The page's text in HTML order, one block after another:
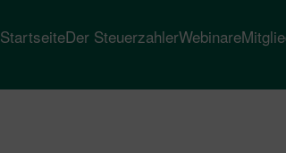
StartseiteDer SteuerzahlerWebinare